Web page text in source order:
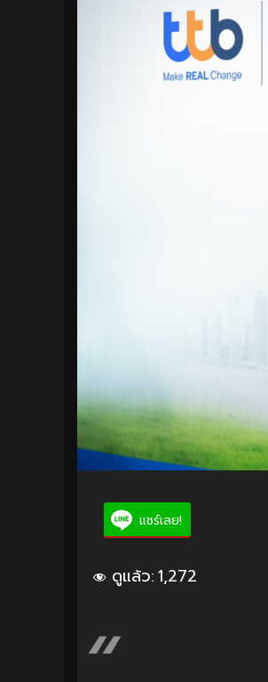
แชร์เลย!
ดูแล้ว:1,272